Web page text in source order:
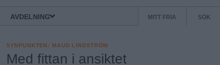
S
t
AVDELNING MITT FRIA SÖK
SYNPUNKTEN : MAUD LINDSTRÖM
Med fittan i ansiktet